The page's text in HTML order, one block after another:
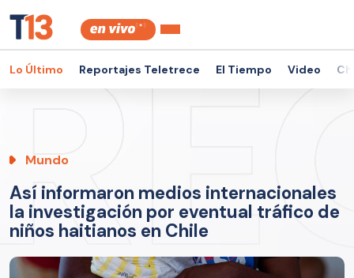
Lo Último Reportajes Teletrece El Tiempo Video
Mundo
Así informaron medios internacionales
la investigación por eventual tráfico de
niños haitianos en Chile